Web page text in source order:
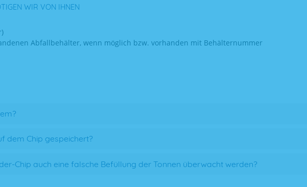
WIR VON IHNEN
Abfallbehälter, wenn möglich bzw. vorhanden mit Behälternummer
dem Chip gespeichert?
Chip auch eine falsche Befüllung der Tonnen überwacht werden?